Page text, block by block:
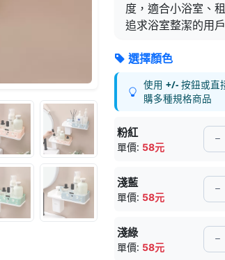
度，適合小浴室、
追求浴室整潔的用
選擇顏色
使用+/- 按鈕或直
購多種規格商品
粉紅
單價: 58元
淺藍
單價: 58元
淺綠
單價: 58元